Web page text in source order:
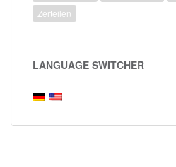
Zerteilen
LANGUAGE SWITCHER